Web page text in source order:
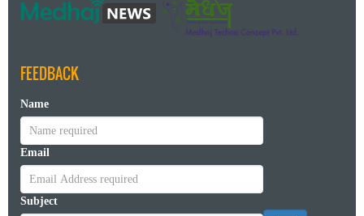
FEEDBACK
Name
Email
Subject